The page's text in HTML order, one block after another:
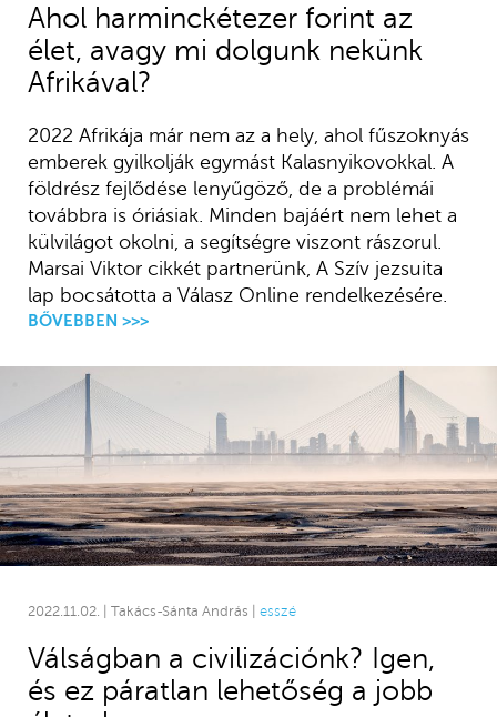
2022.11.02. | Takács-Sánta András | esszé
Válságban a civilizációnk? Igen,
és ez páratlan lehetőség a jobb
Ahol harminckétezer forint az
élet, avagy mi dolgunk nekünk
Afrikával?
2022 Afrikája már nem az a hely, ahol fűszoknyás
emberek gyilkolják egymást Kalasnyikovokkal. A
földrész fejlődése lenyűgöző, de a problémái
továbbra is óriásiak. Minden bajáért nem lehet a
külvilágot okolni, a segítségre viszont rászorul.
Marsai Viktor cikkét partnerünk, A Szív jezsuita
lap bocsátotta a Válasz Online rendelkezésére.
BŐVEBBEN >>>